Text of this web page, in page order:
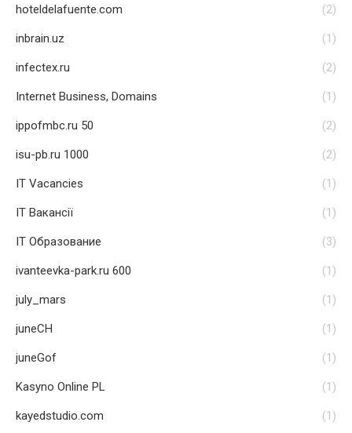
hoteldelafuente.com (2)
inbrain.uz (1)
infectex.ru (2)
Internet Business, Domains (1)
ippofmbc.ru 50 (2)
isu-pb.ru 1000 (2)
IT Vacancies (1)
IT Вакансії (1)
IT Образование (3)
ivanteevka-park.ru 600 (1)
july_mars (1)
juneCH (1)
juneGof (1)
Kasyno Online PL (1)
kayedstudio.com (1)